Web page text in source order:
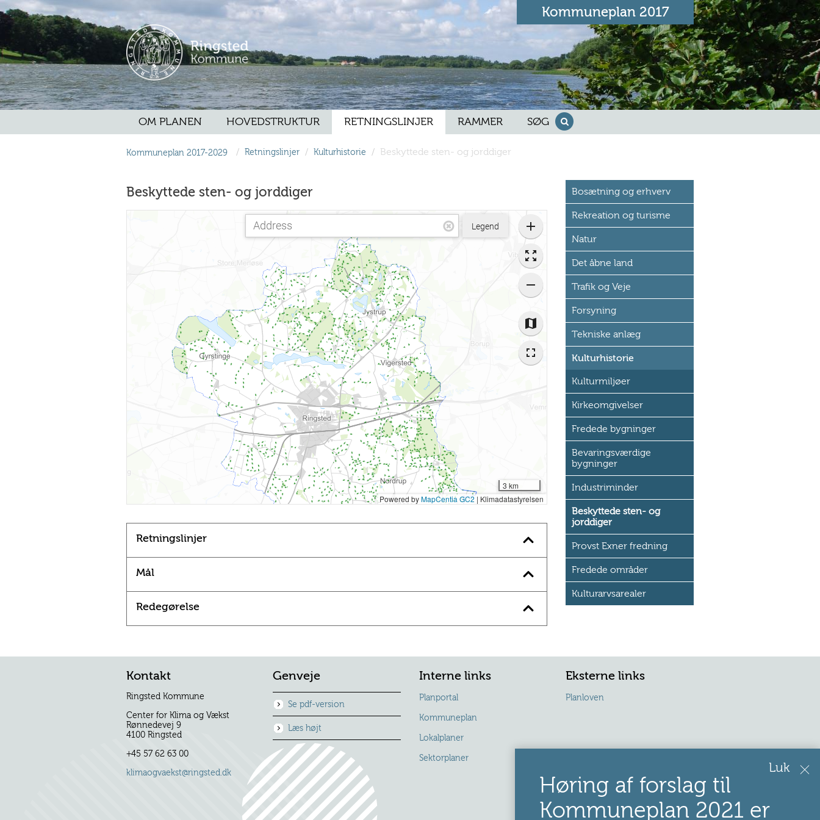
Kommuneplan 2017
OM PLANEN HOVEDSTRUKTUR RETNINGSLINJER RAMMER SØG
Kommuneplan 2017-2029 / Retningslinjer / Kulturhistorie / Beskyttede sten- og jorddiger
Beskyttede sten- og jorddiger
Retningslinjer
Mål
Redegørelse
Bosætning og erhverv
Rekreation og turisme
Natur
Det åbne land
Trafik og Veje
Forsyning
Tekniske anlæg
Kulturhistorie
Kulturmiljøer
Kirkeomgivelser
Fredede bygninger
Bevaringsværdige
bygninger
Industriminder
Beskyttede sten- og
jorddiger
Provst Exner fredning
Fredede områder
Kulturarvsarealer
Luk
Høring af forslag til
Kommuneplan 2021 er
Kontakt
Ringsted Kommune
Center for Klima og Vækst
Rønnedevej 9
4100 Ringsted
+45 57 62 63 00
klimaogvaekst@ringsted.dk
Genveje
Se pdf-version
Læs højt
Interne links
Planportal
Kommuneplan
Lokalplaner
Sektorplaner
Eksterne links
Planloven